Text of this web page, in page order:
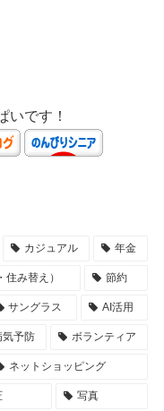
いです！
カジュアル 年金
み替え） 節約
サングラス AI活用
気予防 ボランティア
ネットショッピング
写真